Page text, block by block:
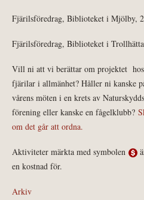
Fjärilsföredrag, Biblioteket i Mjölby,
Fjärilsföredrag, Biblioteket i
Vill ni att vi berättar om projektet
fjärilar i allmänhet? Håller ni kanske
vårens möten i en krets av
förening eller kanske en fågelklubb?
om det går att ordna.
Aktiviteter märkta med symbolen
en kostnad för.
Arkiv